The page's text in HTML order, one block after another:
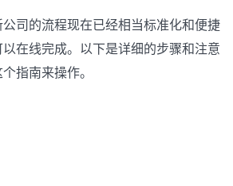
的流程现在已经相当标准化和便捷
在线完成。以下是详细的步骤和注意
指南来操作。